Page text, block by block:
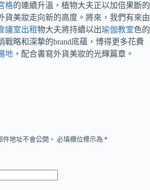
格的連續升溫，植物大夫正以加倍果斷的
貨美妝走向新的高度。將來，我們有來由
議室出租物大夫將持續以出瑜伽教室色的
戰略和深摯的brand底蘊，博得更多花費
地 ，配合書寫外貨美妝的光輝篇章。
地址不會公開。 必填欄位標示為 *